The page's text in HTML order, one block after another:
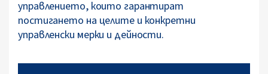
управлението, които гарантират
постигането на целите и конкретни
управленски мерки и дейности.